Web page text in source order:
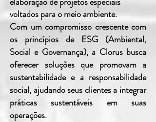
voltados para o meio ambiente.
Com um compromisso crescente com
os princípios de ESG (Ambiental,
Social e Governança), a Clorus busca
oferecer soluções que promovam a
sustentabilidade e a responsabilidade
social, ajudando seus clientes a integrar
práticas sustentáveis em suas
operações.